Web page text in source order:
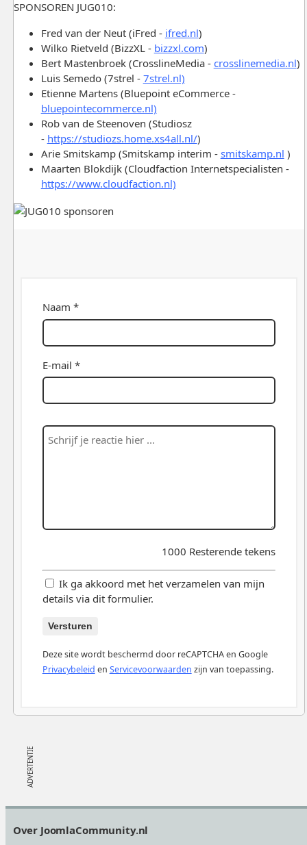
SPONSOREN JUG010:
Fred van der Neut (iFred - ifred.nl)
Wilko Rietveld (BizzXL - bizzxl.com)
Bert Mastenbroek (CrosslineMedia - crosslinemedia.nl)
Luis Semedo (7strel - 7strel.nl)
Etienne Martens (Bluepoint eCommerce -
bluepointecommerce.nl)
Rob van de Steenoven (Studiosz
- https://studiozs.home.xs4all.nl/)
Arie Smitskamp (Smitskamp interim - smitskamp.nl )
Maarten Blokdijk (Cloudfaction Internetspecialisten -
https://www.cloudfaction.nl)
Naam *
E-mail *
1000 Resterende tekens
Ik ga akkoord met het verzamelen van mijn
details via dit formulier.
Versturen
Deze site wordt beschermd door reCAPTCHA en Google
Privacybeleid en Servicevoorwaarden zijn van toepassing.
Over JoomlaCommunity.nl